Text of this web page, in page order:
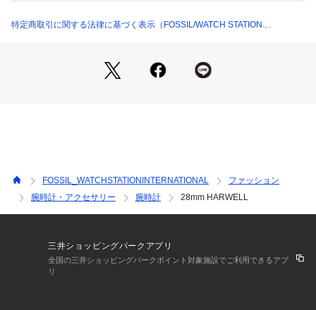
Fossilは1984年に始まった、アメリカのウォッチとライフスタ
ら、ハイクオリティなウォッチ、バッグ、レザーグッズを生み
出していますポータビリティを備えた流線型デザインが特徴の
ってみえる場合がございます。
※納品書は、保証書の代わりとなりますので必ず保管いただき
ますようお願いします 。
した時計にセットされている電池は、機能や性能に問題がない
かをチェックするモニター電池となっております。お買い上げ
いただくまでの期間にも電池はある程度消耗するものでご購入
特定商取引に関する法律に基づく表示（FOSSIL/WATCH STATION
FOSSIL_WATCHSTATIONINTERNATIONAL
ファッション
腕時計・アクセサリー
腕時計 28mm HARWELL
三井ショッピングパークアプリ
全国の三井ショッピングパークポイント対象施設でご利用できるアプ
リ